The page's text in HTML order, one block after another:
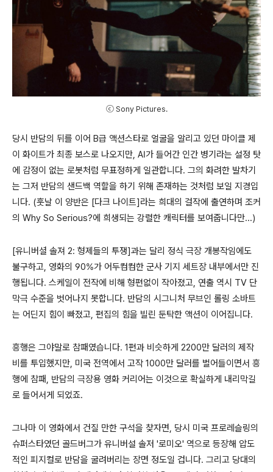
ⓒ Sony Pictures.
당시 반담의 뒤를 이어 B급 액션스타로 얼굴을 알리고 있던 마이클 제
이 화이트가 최종 보스로 나오지만, AI가 들어간 인간 병기라는 설정 탓
에 감정이 없는 로봇처럼 무표정하게 일관합니다. 그의 화려한 발차기
는 그저 반담의 샌드백 역할을 하기 위해 존재하는 것처럼 보일 지경입
니다. (훗날 이 양반은 [다크 나이트]라는 희대의 걸작에 출연하며 조커
의 Why So Serious?에 희생되는 강렬한 캐릭터를 보여줍니다만...)
[유니버셜 솔져 2: 형제들의 투쟁]과는 달리 정식 극장 개봉작임에도
불구하고, 영화의 90%가 어두컴컴한 군사 기지 세트장 내부에서만 진
행됩니다. 스케일이 전작에 비해 형편없이 작아졌고, 연출 역시 TV 단
막극 수준을 벗어나지 못합니다. 반담의 시그니처 무브인 롤링 소바트
는 어딘지 힘이 빠졌고, 편집의 힘을 빌린 둔탁한 액션이 이어집니다.
흥행은 그야말로 참패였습니다. 1편과 비슷하게 2200만 달러의 제작
비를 투입했지만, 미국 전역에서 고작 1000만 달러를 벌어들이면서 흥
행에 참패, 반담의 극장용 영화 커리어는 이것으로 확실하게 내리막길
로 들어서게 되었죠.
그나마 이 영화에서 건질 만한 구석을 찾자면, 당시 미국 프로레슬링의
슈퍼스타였던 골드버그가 유니버설 솔저 '로미오' 역으로 등장해 압도
적인 피지컬로 반담을 굴려버리는 장면 정도일 겁니다. 그리고 당대의